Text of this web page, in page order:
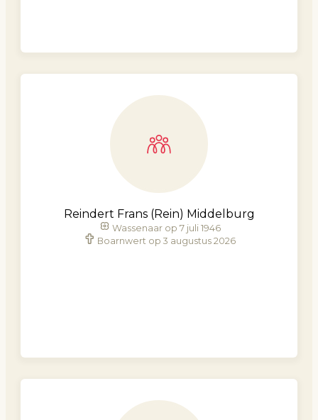
Reindert Frans (Rein) Middelburg
Wassenaar op 7 juli 1946
Boarnwert op 3 augustus 2026